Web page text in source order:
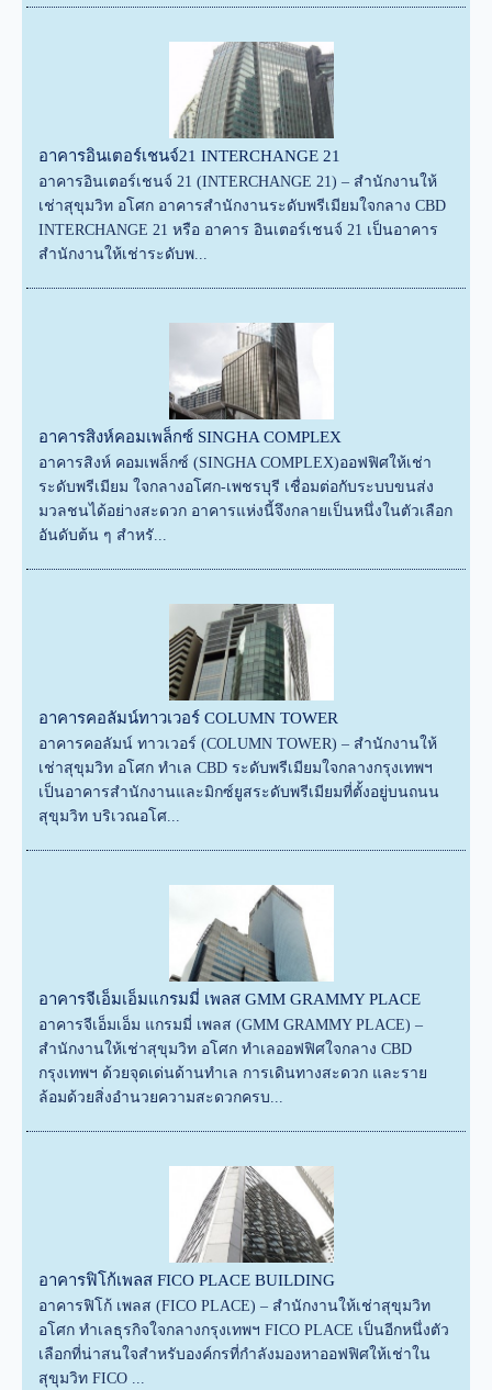
อาคารอินเตอร์เชนจ์21 INTERCHANGE 21
อาคารอินเตอร์เชนจ์ 21 (INTERCHANGE 21) – สำนักงานให้
เช่าสุขุมวิท อโศก อาคารสำนักงานระดับพรีเมียมใจกลาง CBD
INTERCHANGE 21 หรือ อาคาร อินเตอร์เชนจ์ 21 เป็นอาคาร
สำนักงานให้เช่าระดับพ...
อาคารสิงห์คอมเพล็กซ์ SINGHA COMPLEX
อาคารสิงห์ คอมเพล็กซ์ (SINGHA COMPLEX)ออฟฟิศให้เช่า
ระดับพรีเมียม ใจกลางอโศก-เพชรบุรี เชื่อมต่อกับระบบขนส่ง
มวลชนได้อย่างสะดวก อาคารแห่งนี้จึงกลายเป็นหนึ่งในตัวเลือก
อันดับต้น ๆ สำหรั...
อาคารคอลัมน์ทาวเวอร์ COLUMN TOWER
อาคารคอลัมน์ ทาวเวอร์ (COLUMN TOWER) – สำนักงานให้
เช่าสุขุมวิท อโศก ทำเล CBD ระดับพรีเมียมใจกลางกรุงเทพฯ
เป็นอาคารสำนักงานและมิกซ์ยูสระดับพรีเมียมที่ตั้งอยู่บนถนน
สุขุมวิท บริเวณอโศ...
อาคารจีเอ็มเอ็มแกรมมี่ เพลส GMM GRAMMY PLACE
อาคารจีเอ็มเอ็ม แกรมมี่ เพลส (GMM GRAMMY PLACE) –
สำนักงานให้เช่าสุขุมวิท อโศก ทำเลออฟฟิศใจกลาง CBD
กรุงเทพฯ ด้วยจุดเด่นด้านทำเล การเดินทางสะดวก และราย
ล้อมด้วยสิ่งอำนวยความสะดวกครบ...
อาคารฟิโก้เพลส FICO PLACE BUILDING
อาคารฟิโก้ เพลส (FICO PLACE) – สำนักงานให้เช่าสุขุมวิท
อโศก ทำเลธุรกิจใจกลางกรุงเทพฯ FICO PLACE เป็นอีกหนึ่งตัว
เลือกที่น่าสนใจสำหรับองค์กรที่กำลังมองหาออฟฟิศให้เช่าใน
สุขุมวิท FICO ...